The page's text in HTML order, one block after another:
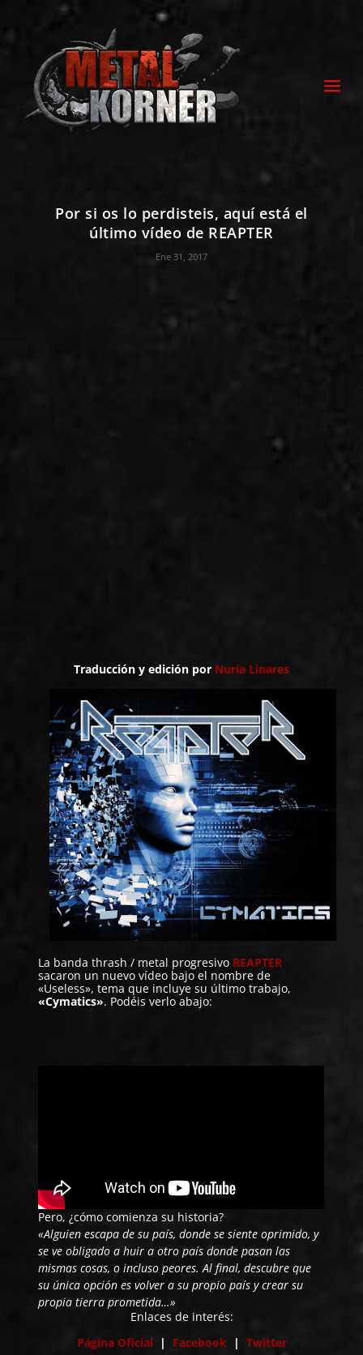
Por si os lo perdisteis, aquí está el
último vídeo de REAPTER
Ene 31, 2017
Traducción y edición por Nuria Linares
La banda thrash / metal progresivo REAPTER
sacaron un nuevo vídeo bajo el nombre de
«Useless», tema que incluye su último trabajo,
«Cymatics». Podéis verlo abajo:
Pero, ¿cómo comienza su historia?
«Alguien escapa de su país, donde se siente oprimido, y
se ve obligado a huir a otro país donde pasan las
mismas cosas, o incluso peores. Al final, descubre que
su única opción es volver a su propio país y crear su
propia tierra prometida…»
Enlaces de interés:
Página Oficial
| Facebook | Twitter